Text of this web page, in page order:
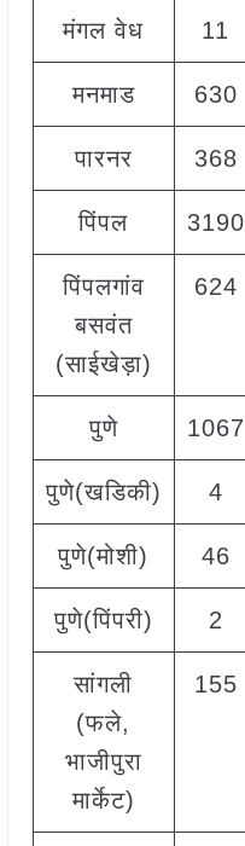
मंगल वेध 11
मनमाड 630
पारनर 368
पिंपल 3190
पिंपलगांव
बसवंत
(साईखेड़ा)
624
पुणे 1067
पुणे(खडिकी) 4
पुणे(मोशी) 46
पुणे(पिंपरी) 2
सांगली
(फले,
भाजीपुरा
मार्केट)
155